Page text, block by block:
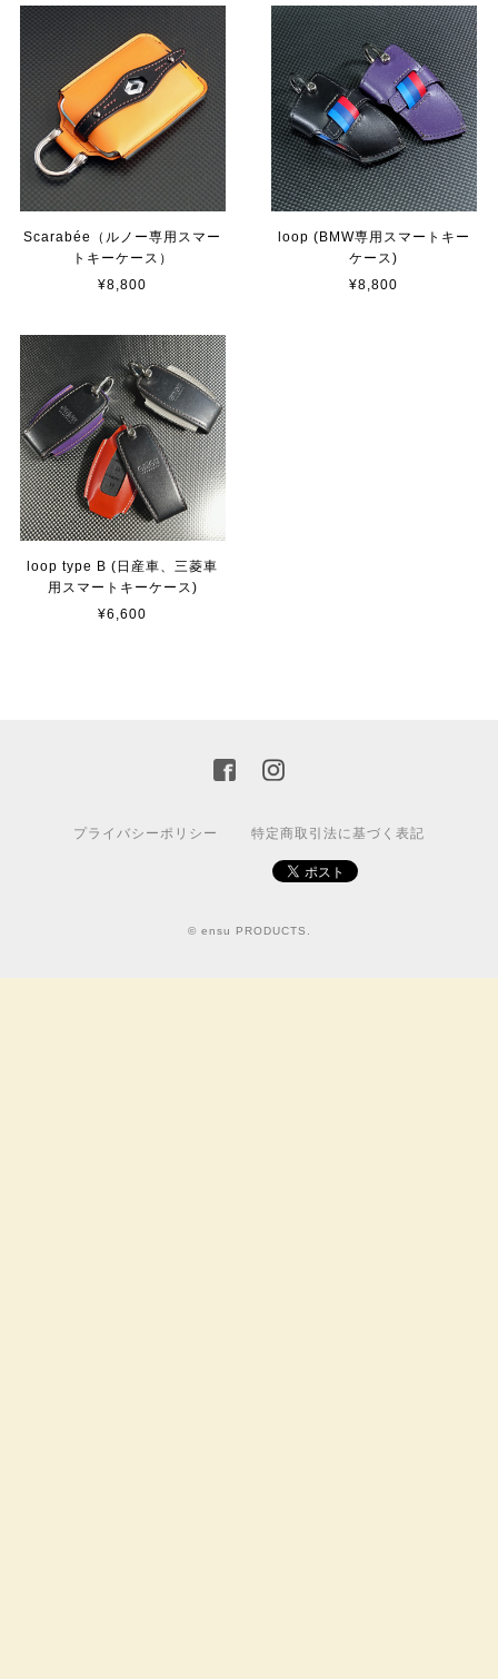
Scarabée（ルノー専用スマー
トキーケース）
¥8,800
loop (BMW専用スマートキー
ケース)
¥8,800
loop type B (日産車、三菱車
用スマートキーケース)
¥6,600
プライバシーポリシー 特定商取引法に基づく表記
© ensu PRODUCTS.